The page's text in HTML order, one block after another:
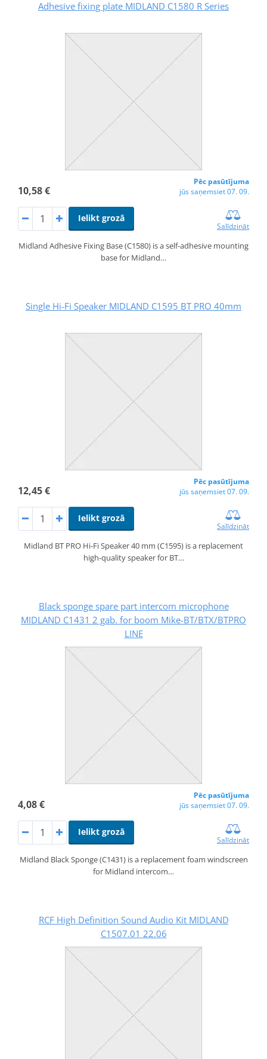
Adhesive fixing plate MIDLAND C1580 R Series
10,58 €
Pēc pasūtījuma
jūs saņemsiet 07. 09.
Ielikt grozā
Salīdzināt
Midland Adhesive Fixing Base (C1580) is a self-adhesive mounting
base for Midland…
Single Hi-Fi Speaker MIDLAND C1595 BT PRO 40mm
12,45 €
Pēc pasūtījuma
jūs saņemsiet 07. 09.
Ielikt grozā
Salīdzināt
Midland BT PRO Hi-Fi Speaker 40 mm (C1595) is a replacement
high-quality speaker for BT…
Black sponge spare part intercom microphone
MIDLAND C1431 2 gab. for boom Mike-BT/BTX/BTPRO
LINE
4,08 €
Pēc pasūtījuma
jūs saņemsiet 07. 09.
Ielikt grozā
Salīdzināt
Midland Black Sponge (C1431) is a replacement foam windscreen
for Midland intercom…
RCF High Definition Sound Audio Kit MIDLAND
C1507.01 22.06